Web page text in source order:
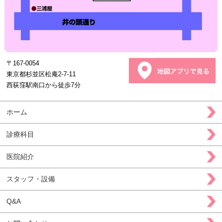
〒167-0054
東京都杉並区松庵2-7-11
西荻窪駅南口から徒歩7分
ホーム
診療科目
医院紹介
スタッフ・設備
Q&A